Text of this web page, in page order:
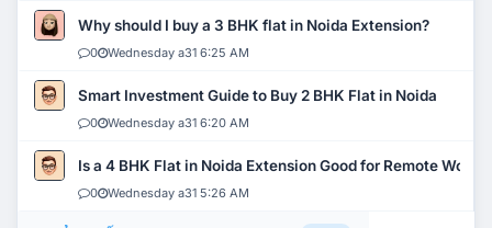
Why should I buy a 3 BHK flat in Noida Extension?
0 Wednesday a31 6:25 AM
Smart Investment Guide to Buy 2 BHK Flat in Noida
0 Wednesday a31 6:20 AM
Is a 4 BHK Flat in Noida Extension Good for Remote Work?
0 Wednesday a31 5:26 AM